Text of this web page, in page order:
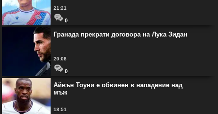
21:21
0
Гранада прекрати договора на Лука Зидан
20:08
0
Айвън Тоуни е обвинен в нападение над
мъж
18:51